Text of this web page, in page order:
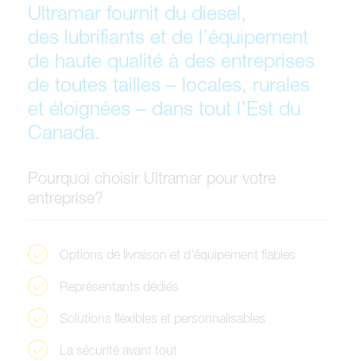
Ultramar fournit du diesel,
des lubrifiants et de l’équipement
de haute qualité à des entreprises
de toutes tailles – locales, rurales
et éloignées – dans tout l’Est du
Canada.
Pourquoi choisir Ultramar pour votre
entreprise?
Options de livraison et d’équipement fiables
Représentants dédiés
Solutions flexibles et personnalisables
L a sécurité avant tout